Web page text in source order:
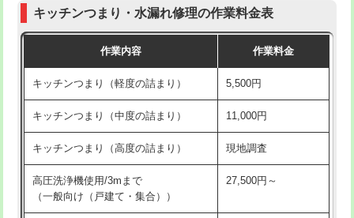
管・ポリ管・HT管使用/3ｍ超え)
排水管工事（土の掘削・埋め戻し作
11,000円~
排水管工事（排水管工事/3ｍまで） 55,000円
排水管工事（追加 排水管工事/3ｍ超
+11,000円
マス交換（土の掘削・埋め戻し作業）
マス交換（深さ50㎝未満）
式・ワンホール）)
交換・取付(排水栓・排水トラップ
22,000円+材料費
持込商品取付（単水栓）
キッチンつまり・水漏れ修理の作業料金表
作業内容 作業料金
キッチンつまり（軽度の詰まり） 5,500円
キッチンつまり（中度の詰まり） 11,000円
キッチンつまり（高度の詰まり） 現地調査
高圧洗浄機使用/3mまで
（一般向け（戸建て・集合））
27,500円～